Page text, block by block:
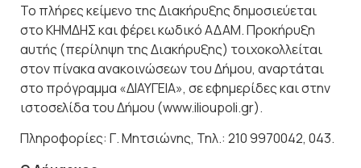
Το πλήρες κείμενο της Διακήρυξης δημοσιεύεται
στο ΚΗΜΔΗΣ και φέρει κωδικό ΑΔΑΜ. Προκήρυξη
αυτής (περίληψη της Διακήρυξης) τοιχοκολλείται
στον πίνακα ανακοινώσεων του Δήμου, αναρτάται
στο πρόγραμμα «ΔΙΑΥΓΕΙΑ», σε εφημερίδες και στην
ιστοσελίδα του Δήμου (www.ilioupoli.gr).
Πληροφορίες: Γ. Μητσιώνης, Τηλ.: 210 9970042, 043.